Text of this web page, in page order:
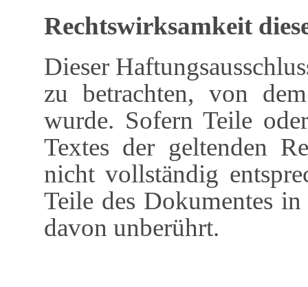
Rechtswirksamkeit
Dieser
zu betrachten, von
wurde. Sofern Teile
Textes der geltenden
nicht vollständig
Teile des Dokumentes
davon unberührt.